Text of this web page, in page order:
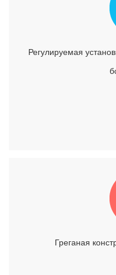
Регулируемая
Греганая